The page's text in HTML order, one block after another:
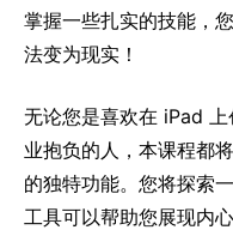
掌握一些扎实的技能，
法变为现实！
无论您是喜欢在 iPad
业抱负的人，本课程都
的独特功能。您将探索
工具可以帮助您展现内